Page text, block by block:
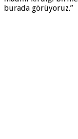
burada görüyoruz.”